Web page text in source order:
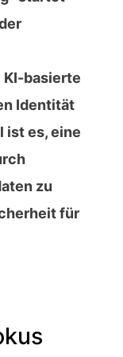
KI-basierte
Identität
ist es, eine
zu
für